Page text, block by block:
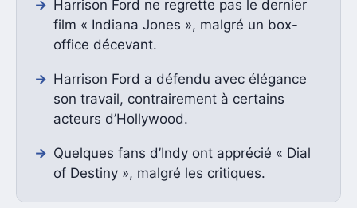
Harrison Ford ne regrette pas le dernier
film « Indiana Jones », malgré un box-
office décevant.
Harrison Ford a défendu avec élégance
son travail, contrairement à certains
acteurs d’Hollywood.
Quelques fans d’Indy ont apprécié « Dial
of Destiny », malgré les critiques.